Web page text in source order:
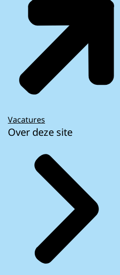
Vacatures
Over deze site